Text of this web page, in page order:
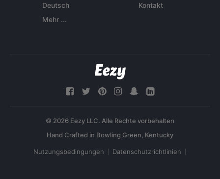
Deutsch
Mehr ...
Kontakt
© 2026 Eezy LLC. Alle Rechte vorbehalten
Nutzungsbedingungen Datenschutzrichtlinien